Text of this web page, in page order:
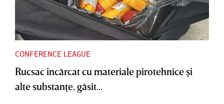
CONFERENCE LEAGUE
Rucsac încărcat cu materiale pirotehnice şi
alte substanţe, găsit...